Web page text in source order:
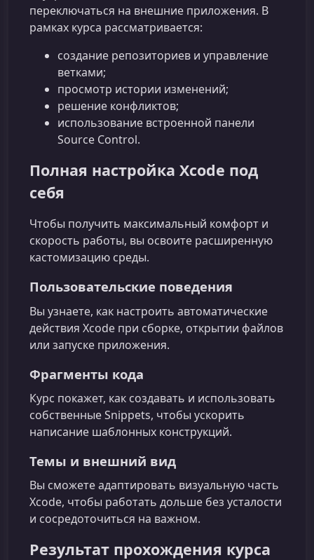
переключаться на внешние приложения. В
рамках курса рассматривается:
создание репозиториев и управление
ветками;
просмотр истории изменений;
решение конфликтов;
использование встроенной панели
Source Control.
Полная настройка Xcode под
себя
Чтобы получить максимальный комфорт и
скорость работы, вы освоите расширенную
кастомизацию среды.
Пользовательские поведения
Вы узнаете, как настроить автоматические
действия Xcode при сборке, открытии файлов
или запуске приложения.
Фрагменты кода
Курс покажет, как создавать и использовать
собственные Snippets, чтобы ускорить
написание шаблонных конструкций.
Темы и внешний вид
Вы сможете адаптировать визуальную часть
Xcode, чтобы работать дольше без усталости
и сосредоточиться на важном.
Результат прохождения курса